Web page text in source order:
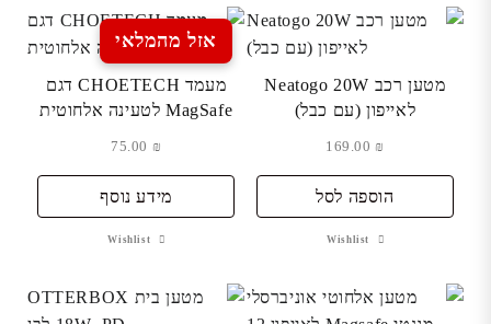
מטען רכב Neatogo 20W
לאייפון (עם כבל)
₪
הוספה לסל
Wishlist
אזל מהמלאי
מעמד CHOETECH דגם
MagSafe לטעינה אלחוטית
₪
מידע נוסף
Wishlist